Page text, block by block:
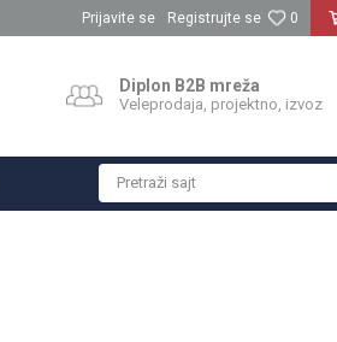
0
Prijavite se Registrujte se
Diplon B2B mreža
Veleprodaja, projektno, izvoz
Pretraži sajt